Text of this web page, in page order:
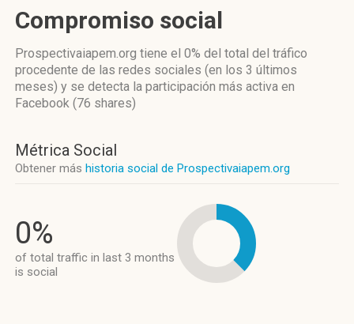
Compromiso social
Prospectivaiapem.org tiene el 0% del total del tráfico
procedente de las redes sociales (en los 3 últimos
meses) y se detecta la participación más activa en
Facebook (76 shares)
Métrica Social
Obtener más historia social de Prospectivaiapem.org
0%
of total traffic in last 3 months
is social